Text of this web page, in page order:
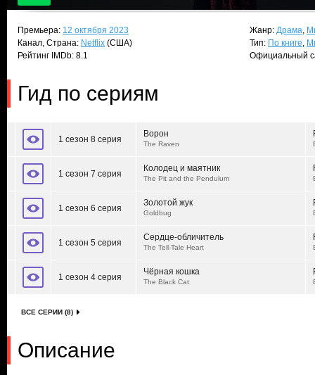
Премьера: 12 октября 2023
Канал, Страна: Netflix (США)
Рейтинг IMDb: 8.1
Жанр: Драма,
Тип: По книге,
Официальный
Гид по сериям
1 сезон 8 серия
Ворон
The Raven
1 сезон 7 серия
Колодец и маятник
The Pit and the Pendulum
1 сезон 6 серия
Золотой жук
Goldbug
1 сезон 5 серия
Сердце-обличитель
The Tell-Tale Heart
1 сезон 4 серия
Чёрная кошка
The Black Cat
ВСЕ СЕРИИ (8)
Описание